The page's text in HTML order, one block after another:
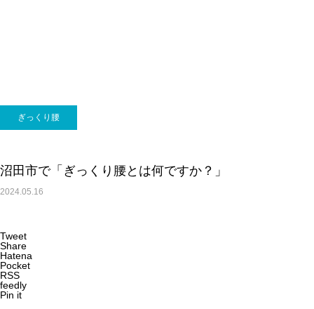
ぎっくり腰
沼田市で「ぎっくり腰とは何ですか？」
2024.05.16
Tweet
Share
Hatena
Pocket
RSS
feedly
Pin it